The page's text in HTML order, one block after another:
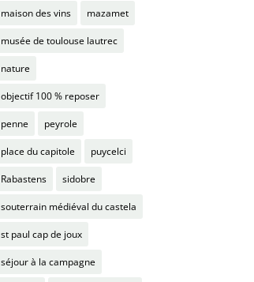
maison des vins mazamet
musée de toulouse lautrec
nature
objectif 100 % reposer
penne peyrole
place du capitole puycelci
Rabastens sidobre
souterrain médiéval du castela
st paul cap de joux
séjour à la campagne